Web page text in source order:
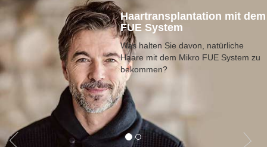
Natürlich aussehende Haare
durch Haartransplantation
Mit dem Mikro FUE
Haartransplantation werden İhre
Haaransätze zu Ihren Gesichtszügen
und zu Ihrem Alter passent
durchgeführt.